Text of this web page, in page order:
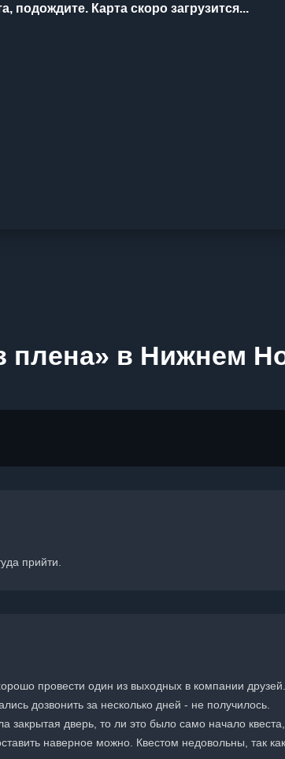
подождите. Карта скоро загрузится...
плена» в Нижнем
прийти.
провести один из выходных в компании друзей.
дозвонить за несколько дней - не получилось.
закрытая дверь, то ли это было само начало квеста,
наверное можно. Квестом недовольны, так как